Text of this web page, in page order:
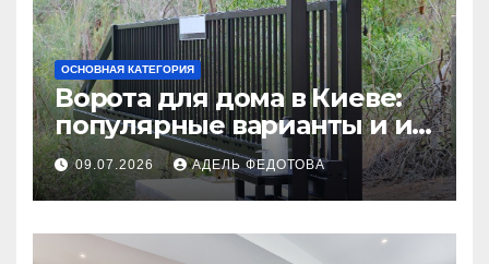
ОСНОВНАЯ КАТЕГОРИЯ
Ворота для дома в Киеве:
популярные варианты и их
особенности
09.07.2026 АДЕЛЬ ФЕДОТОВА